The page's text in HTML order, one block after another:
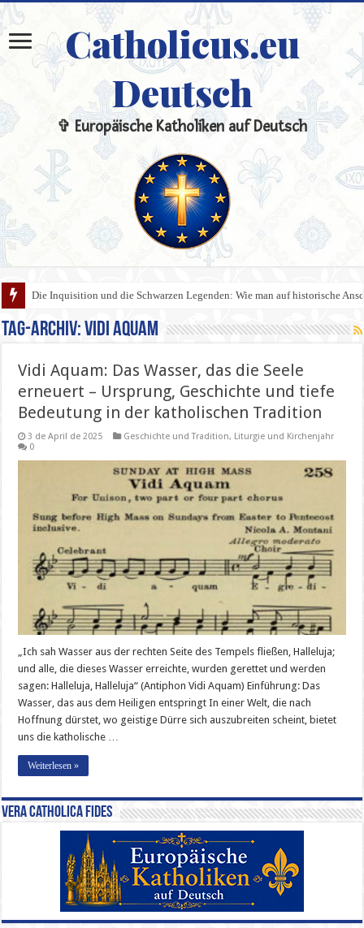
Catholicus.eu
Deutsch
✞ Europäische Katholiken auf Deutsch
Die Inquisition und die Schwarzen Legenden: Wie man auf historische
Tag-Archiv:Vidi Aquam
Vidi Aquam: Das Wasser, das die Seele
erneuert – Ursprung, Geschichte und tiefe
Bedeutung in der katholischen Tradition
3 de April de 2025 Geschichte und Tradition, Liturgie und Kirchenjahr
0
„Ich sah Wasser aus der rechten Seite des Tempels fließen, Halleluja;
und alle, die dieses Wasser erreichte, wurden gerettet und werden
sagen: Halleluja, Halleluja“ (Antiphon Vidi Aquam) Einführung: Das
Wasser, das aus dem Heiligen entspringt In einer Welt, die nach
Hoffnung dürstet, wo geistige Dürre sich auszubreiten scheint, bietet
uns die katholische …
Weiterlesen »
Vera Catholica Fides